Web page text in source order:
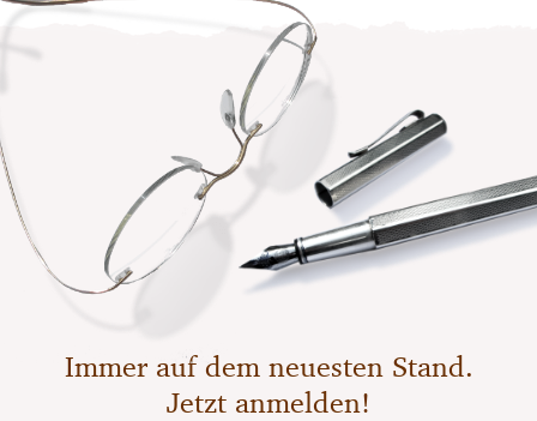
Immer auf dem neuesten Stand.
Jetzt anmelden!